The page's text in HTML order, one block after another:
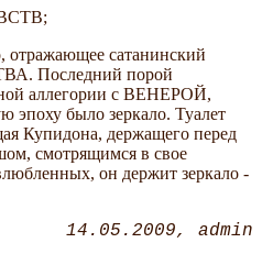
сатанинский
Последний порой
аллегории с ВЕНЕРОЙ,
эпоху было зеркало. Туалет
Купидона, держащего перед
смотрящимся в свое
он держит зеркало -
14.05.2009 admin